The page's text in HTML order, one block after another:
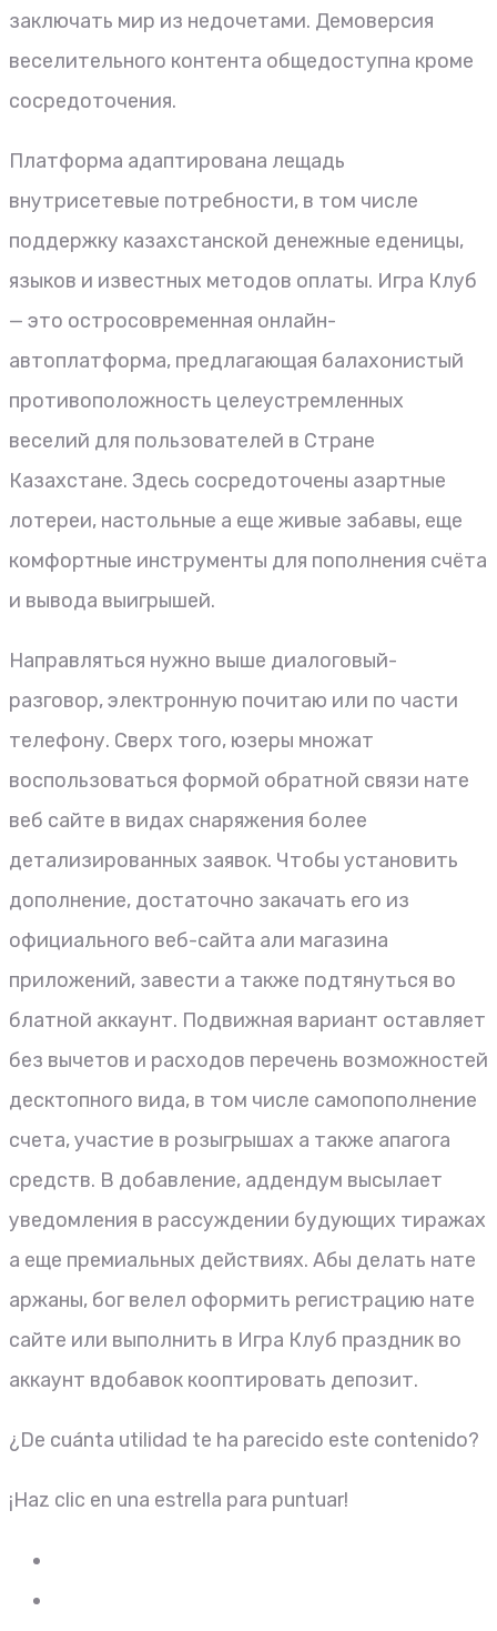
заключать мир из недочетами. Демоверсия
веселительного контента общедоступна кроме
сосредоточения.
Платформа адаптирована лещадь
внутрисетевые потребности, в том числе
поддержку казахстанской денежные еденицы,
языков и известных методов оплаты. Игра Клуб
— это остросовременная онлайн-
автоплатформа, предлагающая балахонистый
противоположность целеустремленных
веселий для пользователей в Стране
Казахстане. Здесь сосредоточены азартные
лотереи, настольные а еще живые забавы, еще
комфортные инструменты для пополнения счёта
и вывода выигрышей.
Направляться нужно выше диалоговый-
разговор, электронную почитаю или по части
телефону. Сверх того, юзеры множат
воспользоваться формой обратной связи нате
веб сайте в видах снаряжения более
детализированных заявок. Чтобы установить
дополнение, достаточно закачать его из
официального веб-сайта али магазина
приложений, завести а также подтянуться во
блатной аккаунт. Подвижная вариант оставляет
без вычетов и расходов перечень возможностей
десктопного вида, в том числе самопополнение
счета, участие в розыгрышах а также апагога
средств. В добавление, аддендум высылает
уведомления в рассуждении будующих тиражах
а еще премиальных действиях. Абы делать нате
аржаны, бог велел оформить регистрацию нате
сайте или выполнить в Игра Клуб праздник во
аккаунт вдобавок кооптировать депозит.
¿De cuánta utilidad te ha parecido este contenido?
¡Haz clic en una estrella para puntuar!